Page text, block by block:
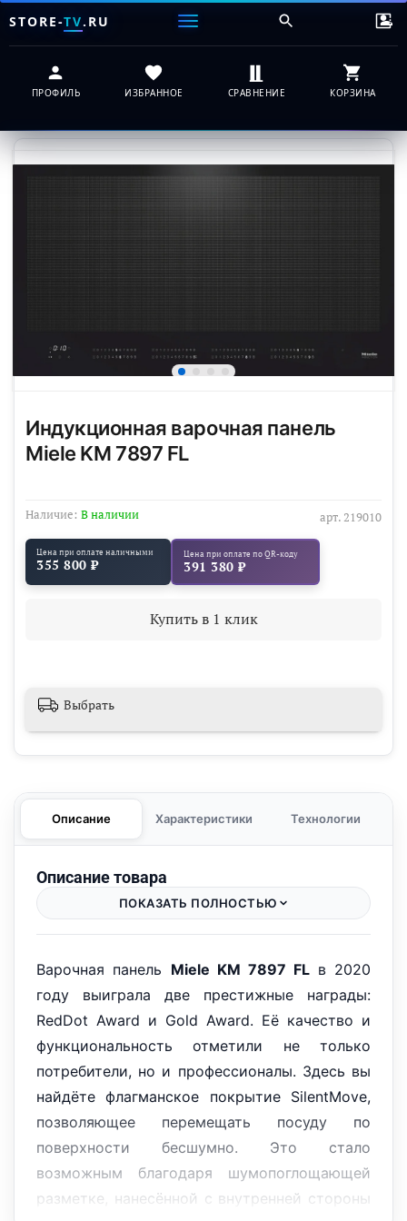
STORE-TV.RU
ПРОФИЛЬ ИЗБРАННОЕ СРАВНЕНИЕ КОРЗИНА
арт. 219010
Наличие: В наличии
Индукционная варочная панель
Miele KM 7897 FL
Цена при оплате наличными
355 800 ₽
Цена при оплате по QR-коду
391 380 ₽
Купить в 1 клик
Выбрать
Описание Характеристики Технологии
Описание товара
ПОКАЗАТЬ ПОЛНОСТЬЮ
Варочная панель Miele KM 7897 FL в 2020
году выиграла две престижные награды:
RedDot Award и Gold Award. Её качество и
функциональность отметили не только
потребители, но и профессионалы. Здесь вы
найдёте флагманское покрытие SilentMove,
позволяющее перемещать посуду по
поверхности бесшумно. Это стало
возможным благодаря шумопоглощающей
разметке, нанесённой с внутренней стороны